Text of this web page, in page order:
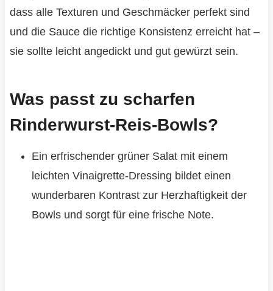
dass alle Texturen und Geschmäcker perfekt sind
und die Sauce die richtige Konsistenz erreicht hat –
sie sollte leicht angedickt und gut gewürzt sein.
Was passt zu scharfen
Rinderwurst-Reis-Bowls?
Ein erfrischender grüner Salat mit einem
leichten Vinaigrette-Dressing bildet einen
wunderbaren Kontrast zur Herzhaftigkeit der
Bowls und sorgt für eine frische Note.